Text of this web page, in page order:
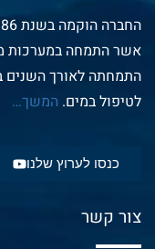
החברה הוקמה בשנת 1986 על ידי משה עשהאל
אשר התמחה במערכות
התמחתה לאורך השנים
לטיפול במים. המשך…
כנסו לערוץ שלנו
צור קשר